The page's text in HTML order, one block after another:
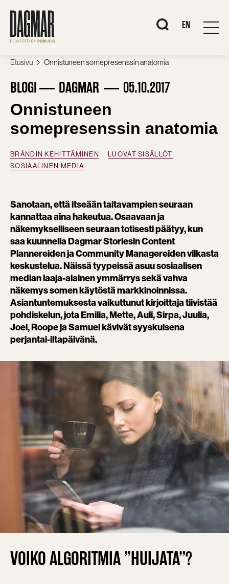
sisältöön
When EN
Etusivu Onnistuneen somepresenssin anatomia
BLOGI DAGMAR 05.10.2017
Onnistuneen
somepresenssin anatomia
BRÄNDIN KEHITTÄMINEN
LUOVAT SISÄLLÖT
SOSIAALINEN MEDIA
Sanotaan, että itseään taitavampien seuraan
kannattaa aina hakeutua. Osaavaan ja
näkemykselliseen seuraan totisesti päätyy, kun
saa kuunnella Dagmar Storiesin Content
Plannereiden ja Community Managereiden vilkasta
keskustelua. Näissä tyypeissä asuu sosiaalisen
median laaja-alainen ymmärrys sekä vahva
näkemys somen käytöstä markkinoinnissa.
Asiantuntemuksesta vaikuttunut kirjoittaja tiivistää
pohdiskelun, jota Emilia, Mette, Auli, Sirpa, Juulia,
Joel, Roope ja Samuel kävivät syyskuisena
perjantai-iltapäivänä.
VOIKO ALGORITMIA ”HUIJATA”?